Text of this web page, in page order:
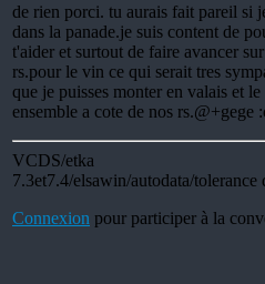
de rien porci. tu aurais fait pareil si
dans la panade.je suis content de
t'aider et surtout de faire avancer
rs.pour le vin ce qui serait tres
que je puisses monter en valais et
ensemble a cote de nos rs.@+gege
VCDS/etka
7.3et7.4/elsawin/autodata/tolerance
Connexion pour participer à la